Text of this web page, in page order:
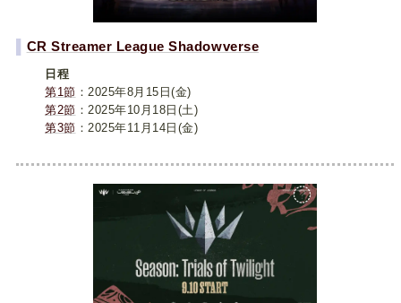
CR Streamer League Shadowverse
日程
第1節 ：2025年8月15日(金)
第2節 ：2025年10月18日(土)
第3節 ：2025年11月14日(金)